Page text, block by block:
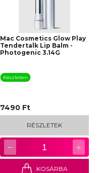
Mac Cosmetics Glow Play
Tendertalk Lip Balm -
Photogenic 3.14G
Készleten
7490 Ft
RÉSZLETEK
− 1 +
KOSÁRBA